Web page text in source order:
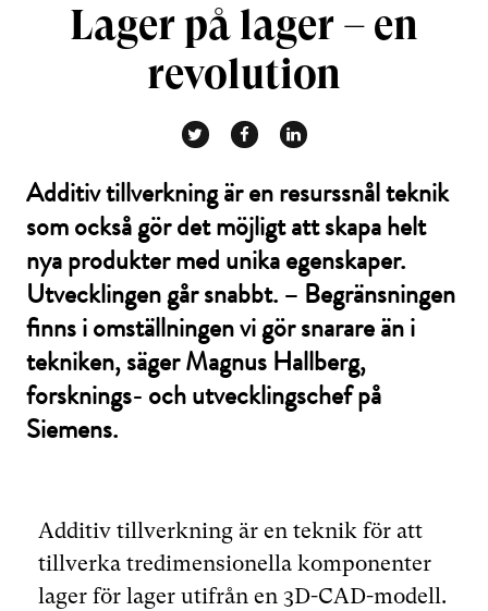
Lager på lager – en
revolution
Additiv tillverkning är en resurssnål teknik
som också gör det möjligt att skapa helt
nya produkter med unika egenskaper.
Utvecklingen går snabbt. – Begränsningen
finns i omställningen vi gör snarare än i
tekniken, säger Magnus Hallberg,
forsknings- och utvecklingschef på
Siemens.
Additiv tillverkning är en teknik för att
tillverka tredimensionella komponenter
lager för lager utifrån en 3D-CAD-modell.